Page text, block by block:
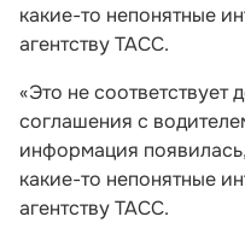
какие-то непонятные
агентству ТАСС.
«Это не соответствует
соглашения с
информация
какие-то непонятные
агентству ТАСС.